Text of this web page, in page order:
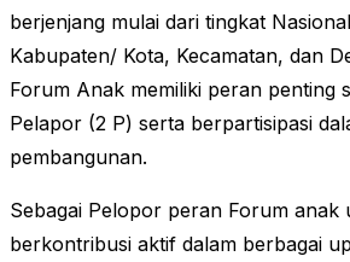
berjenjang mulai dari tingkat
Kabupaten/ Kota, Kecamatan, dan
Forum Anak memiliki peran penting
Pelapor (2 P) serta berpartisipasi
pembangunan.
Sebagai Pelopor peran Forum anak
berkontribusi aktif dalam berbagai